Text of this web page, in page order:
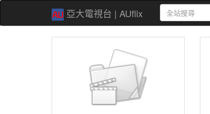
亞大電視台 | AUflix